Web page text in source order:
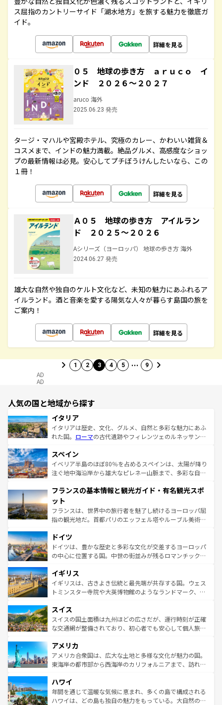
ス屈指のカントリーサイド「湖水地方」を旅する魅力を徹底ガ
イド。
詳細を見る
０５ 地球の歩き方 ａｒｕｃｏ イ
ンド ２０２６～２０２７
aruco 海外
2025.06.23 発売
タージ・マハルや宮殿ホテル、究極のカレー、かわいい雑貨＆
コスメまで、インドの魅力満載。絶品グルメ、高感度なショッ
プの最新情報は必見。安心してプチぼうけんしたいなら、この
１冊！
詳細を見る
Ａ０５ 地球の歩き方 アイルラン
ド ２０２５～２０２６
Aシリーズ（ヨーロッパ） 地球の歩き方 海外
2024.06.27 発売
雄大な自然や独自のケルト文化など、未知の魅力にあふれるア
イルランド。酒と音楽を愛する陽気な人々が暮らす島国の旅を
ご案内！
詳細を見る
1 2 3 4 5 … 9
AD
AD
人気の国と地域から探す
イタリア
イタリアは歴史、文化、グルメ、自然と多彩な魅力にあふ
れた国。 ローマの古代遺跡やフィレンツェのルネッサンス
ろん、トスカーナの美しい田園風景やアマルフィ海岸の絶
景など、自然景観も見逃せない。観光の合間には、本場の
ピザやパスタなど、絶品のイタリア料理を堪能することも
ませてくれるイタリアで、忘れられない旅をしてみよう！
なお、新着のイタリア情報は
しい。
スペイン
イベリア半島のほぼ80％を占めるスペインは、太陽が降り
注ぐ地中海沿岸から雄大なピレネー山脈まで、多彩な自然
文化が根付くこの国では、情熱的なフラメンコ、熱気あふ
れる闘牛、そして美味しいタパスが生活の一部となってい
る。首都マドリードの洗練された雰囲気や、バルセロナの
アートに溢れた街角から、地方では古代ローマ遺跡や中世
せる。地方によって風土や気候が異なるスペインはその個
性で訪れる人を魅了する。 なお、新着のスペイン情報は コ
ンテンツ一覧を参照してほしい。
フランスの基本情報と観光ガイド・有名観光スポ
ット
フランスは、世界中の旅行者を魅了し続けるヨーロッパ屈
指の観光地だ。首都パリのエッフェル塔やルーブル美術館
で、幅広い魅力が詰まっている。華麗な宮殿、歴史的な大
聖堂、美しいビーチ、そして豊かな自然が、訪れる者を心
から魅了する。また、フランスは美食の国としても知ら
いる。シャンパンの発祥地であるランス、プロヴァンスの
香り高いラベンダー畑など、多彩な楽しみ方が可能だ。さ
らに、パリ以外の地域にも魅力が溢れており、どの街角に
れる地方に足を運ぶとそれぞれで全く異なる文化を体験で
きるだろう。 なお、新着のフランス情報はコンテンツ一覧
を参照してほしい。
ドイツ
ドイツは、豊かな歴史と多彩な文化が交差するヨーロッパ
の中心に位置する国。中世の街並みが残るロマンチック街
顔を持つこの国は、どこを歩いても飽きることがない。ベ
ルリンの文化的活気、バイエルン州のアルプスの絶景、そ
してライン川沿いのワイン畑といった風景は必見。ビール
は、お酒好きな人にはぜひ体験してほしい。 なお、新着の
ドイツ情報はコンテンツ一覧を参照してほしい。
イギリス
イギリスは、古きよき伝統と最先端が共存する国。ウェス
トミンスター寺院や大英博物館のようなランドマーク、歴
リアごとに異なる魅力がある。また、優雅なアフタヌーン
ティー、ビール好きにはたまらない英国パブ、サッカー観
戦など、本場だからこそできる体験も豊富。イギリスを旅
ンツ一覧を参照してほしい。
スイス
スイスの国土面積は九州ほどの広さだが、運行時刻が正確
な交通網が整備されており、初心者でも安心して個人旅行
の建物がそのまま残る町や、スイスならではのユニークな
博物館もあり、アルプス観光だけでなく町歩きも満喫する
ことができる。国民の所得が高いため物価も高いが、旅行
ば市内交通費無料で観光を楽しむこともできる。 なお、新
着のスイス情報はコンテンツ一覧 を参照してほしい。
アメリカ
アメリカ合衆国は、広大な土地と多様な文化が魅力の国。
東海岸の都市部から西海岸のカリフォルニアまで、訪れる
のような巨大都市は、観光、ショッピング、エンターテイ
ンメントが詰まった刺激的なスポットだ。一方、アメリカ
西部には大自然が広がり、グランドキャニオンやイエロー
ハワイ
年間を通じて温暖な気候に恵まれ、多くの島で構成される
ハワイは、どの島も独自の魅力をもっている。大自然の神